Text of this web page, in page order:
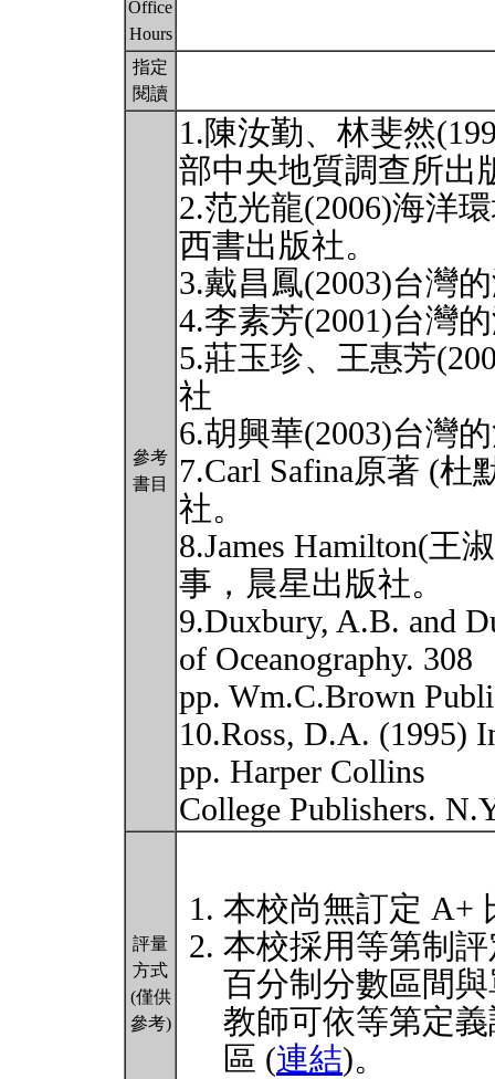
Office
Hours
指定
閱讀
參考
書目
1.陳汝勤、林斐然
部中央地質調查所出
2.范光龍(2006)海洋
西書出版社。
3.戴昌鳳(2003)台灣
4.李素芳(2001)台灣
5.莊玉珍、王惠芳
社
6.胡興華(2003)台灣
7.Carl Safina原著 (
社。
8.James Hamilton(王
事，晨星出版社。
9.Duxbury, A.B. and
of Oceanography. 308
pp. Wm.C.Brown
10.Ross, D.A. (1995)
pp. Harper Collins
College Publishers.
評量
方式
(僅供
參考)
本校尚無訂定 A+
本校採用等第制
百分制分數區間
教師可依等第定
區 (連結)。